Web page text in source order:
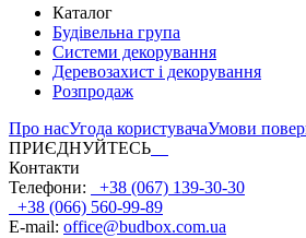
Каталог
Будівельна група
Системи декорування
Деревозахист і декорування
Розпродаж
Про насУгода користувачаУмови
ПРИЄДНУЙТЕСЬ
Контакти
Телефони:
+38 (067) 139-30-30
+38 (066) 560-99-89
E-mail: office@budbox.com.ua